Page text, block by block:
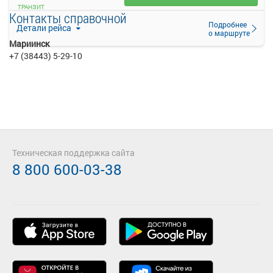
Детали рейса
Подробнее
о маршруте
ТРАНЗИТ
Контакты справочной
Мариинск
+7 (38443) 5-29-10
Техническая поддержка сайта
8 800 600-03-38